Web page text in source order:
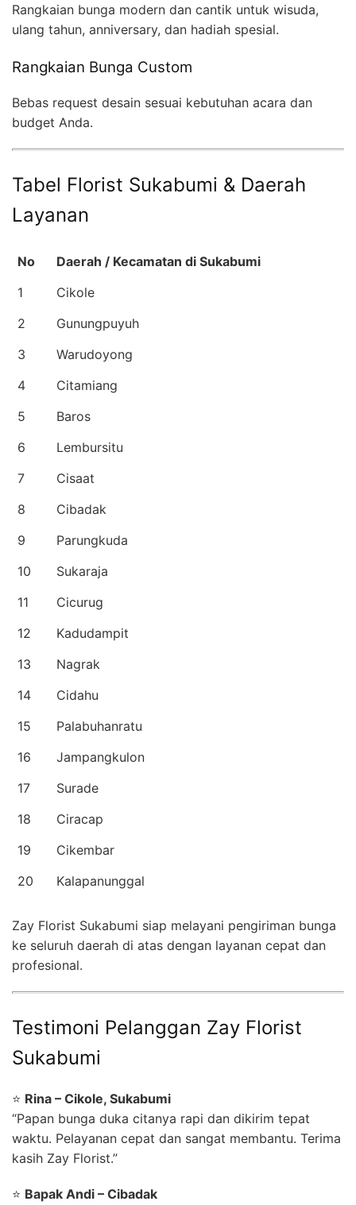
Rangkaian bunga modern dan cantik untuk wisuda,
ulang tahun, anniversary, dan hadiah spesial.
Rangkaian Bunga Custom
Bebas request desain sesuai kebutuhan acara dan
budget Anda.
Tabel Florist Sukabumi & Daerah
Layanan
No
Daerah / Kecamatan di Sukabumi
1
Cikole
2
Gunungpuyuh
3
Warudoyong
4
Citamiang
5
Baros
6
Lembursitu
7
Cisaat
8
Cibadak
9
Parungkuda
10
Sukaraja
11
Cicurug
12
Kadudampit
13
Nagrak
14
Cidahu
15
Palabuhanratu
16
Jampangkulon
17
Surade
18
Ciracap
19
Cikembar
20
Kalapanunggal
Zay Florist Sukabumi siap melayani pengiriman bunga
ke seluruh daerah di atas dengan layanan cepat dan
profesional.
Testimoni Pelanggan Zay Florist
Sukabumi
⭐ Rina – Cikole, Sukabumi
“Papan bunga duka citanya rapi dan dikirim tepat
waktu. Pelayanan cepat dan sangat membantu. Terima
kasih Zay Florist.”
⭐ Bapak Andi – Cibadak